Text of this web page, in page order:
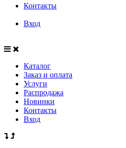
Контакты
Вход
Каталог
Заказ и оплата
Услуги
Распродажа
Новинки
Контакты
Вход